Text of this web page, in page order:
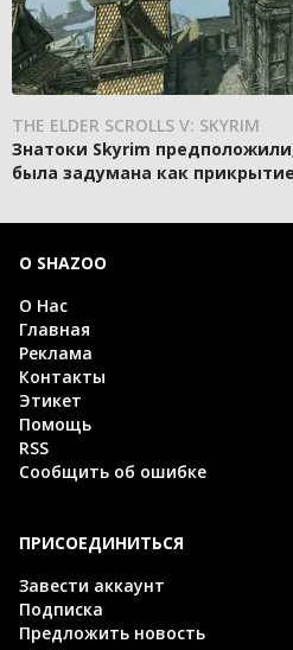
THE ELDER SCROLLS V: SKYRIM
Знатоки Skyrim
была задумана как
О SHAZOO
О Нас
Главная
Реклама
Контакты
Этикет
Помощь
RSS
Сообщить об ошибке
ПРИСОЕДИНИТЬСЯ
Завести аккаунт
Подписка
Предложить новость